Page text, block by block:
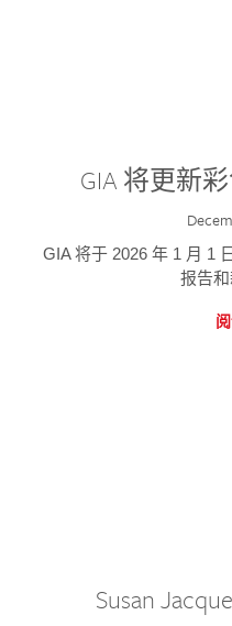
GIA 将更新
GIA 将于 2026 年 1 月 1
报告和
Susan